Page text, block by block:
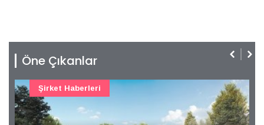
Öne Çıkanlar
Şirket Haberleri